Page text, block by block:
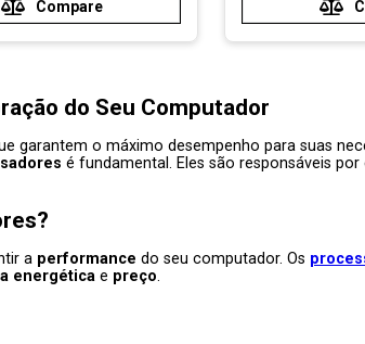
do Seu Computador
garantem o máximo desempenho para suas
é fundamental. Eles são responsáveis
?
a performance do seu computador. Os
energética e preço.